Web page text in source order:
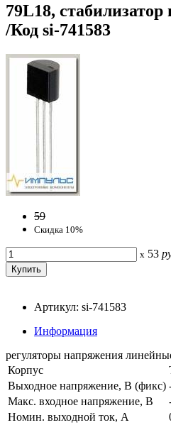
79L18,
/Код si-741583
59
Скидка 10%
x 53
Артикул: si-741583
Информация
регуляторы напряжения
Корпус
Выходное напряжение, В (фикс)
Макс. входное напряжение, В
Номин. выходной ток, А